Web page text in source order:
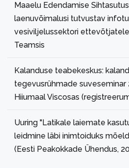
Maaelu Edendamise
laenuvõimalusi tutvustav
vesiviljelussektori ettevõtjatele
Teamsis
Kalanduse teabekeskus:
tegevusrühmade suveseminar
Hiiumaal Viscosas
Uuring "Latikale laiemate
leidmine läbi inimtoiduks
(Eesti Peakokkade Ühendus,